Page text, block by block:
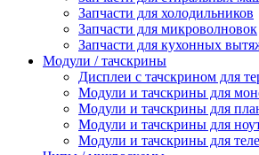
Запчасти для холодильников
Запчасти для микроволновок
Запчасти для кухонных
Модули / тачскрины
Дисплеи с тачскрином для
Модули и тачскрины для
Модули и тачскрины для
Модули и тачскрины для
Модули и тачскрины для